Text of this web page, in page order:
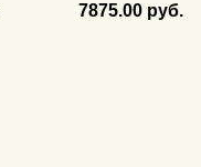
7875.00 руб.